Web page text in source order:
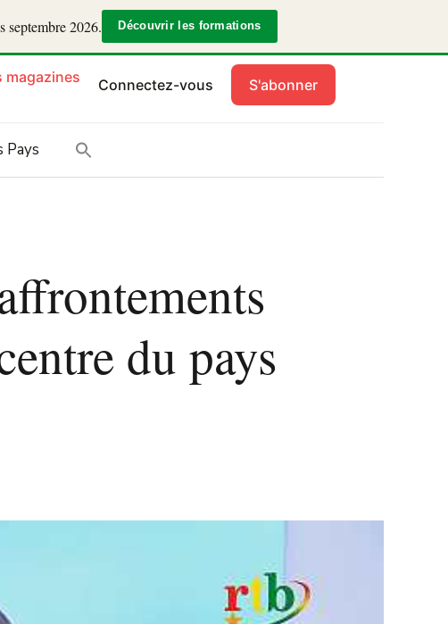
2026. Découvrir les formations
magazines Connectez-vous S'abonner
Pays
du pays